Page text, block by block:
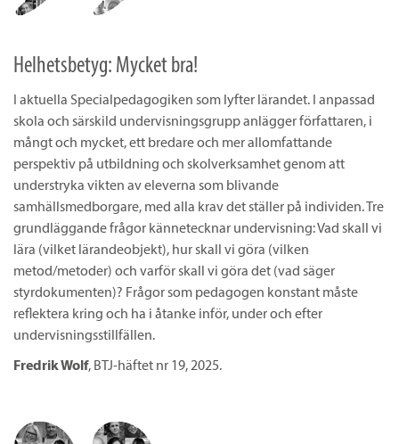
Helhetsbetyg: Mycket bra!
I aktuella Specialpedagogiken som lyfter lärandet. I anpassad
skola och särskild undervisningsgrupp anlägger författaren, i
mångt och mycket, ett bredare och mer allomfattande
perspektiv på utbildning och skolverksamhet genom att
understryka vikten av eleverna som blivande
samhällsmedborgare, med alla krav det ställer på individen. Tre
grundläggande frågor kännetecknar undervisning: Vad skall vi
lära (vilket lärandeobjekt), hur skall vi göra (vilken
metod/metoder) och varför skall vi göra det (vad säger
styrdokumenten)? Frågor som pedagogen konstant måste
reflektera kring och ha i åtanke inför, under och efter
undervisningsstillfällen.
Fredrik Wolf, BTJ-häftet nr 19, 2025.